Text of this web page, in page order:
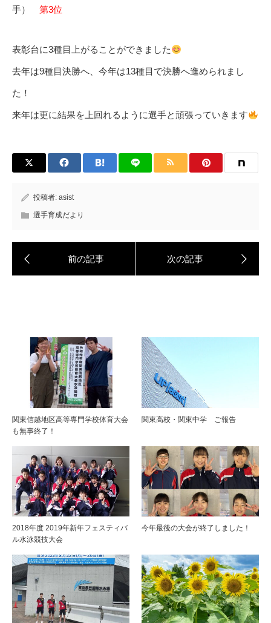
手） 第3位
表彰台に3種目上がることができました
去年は9種目決勝へ、今年は13種目で決勝へ進められまし
た！
来年は更に結果を上回れるように選手と頑張っていきます
投稿者: asist
選手育成だより
関東信越地区高等専門学校体育大会
も無事終了！
関東高校・関東中学 ご報告
2018年度 2019年新年フェスティバ
ル水泳競技大会
今年最後の大会が終了しました！